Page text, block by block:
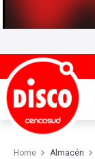
Almacén